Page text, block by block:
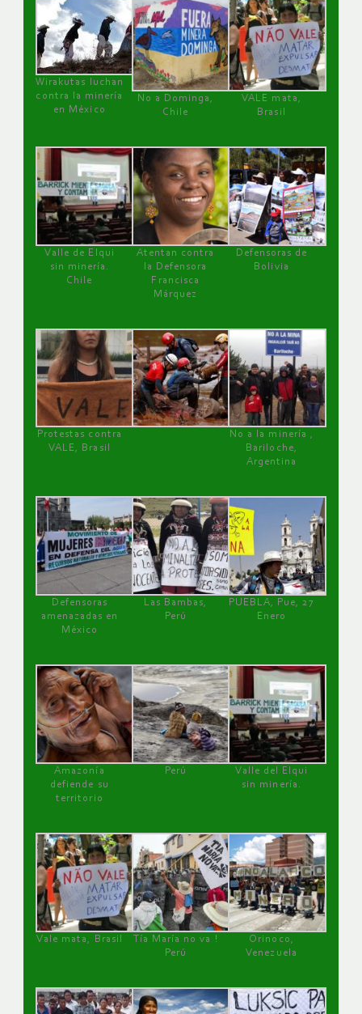
Wirakutas luchan
contra la minería
en México
No a Dominga,
Chile
VALE mata,
Brasil
Valle de Elqui
sin minería.
Chile
Atentan contra
la Defensora
Francisca
Márquez
Defensoras de
Bolivia
Protestas contra
VALE, Brasil
No a la minería ,
Bariloche,
Argentina
Defensoras
amenazadas en
México
Las Bambas,
Perú
PUEBLA, Pue, 27
Enero
Amazonía
defiende su
territorio
Perú
Valle del Elqui
sin minería.
Vale mata, Brasil
Tía María no va !
Perú
Orinoco,
Venezuela